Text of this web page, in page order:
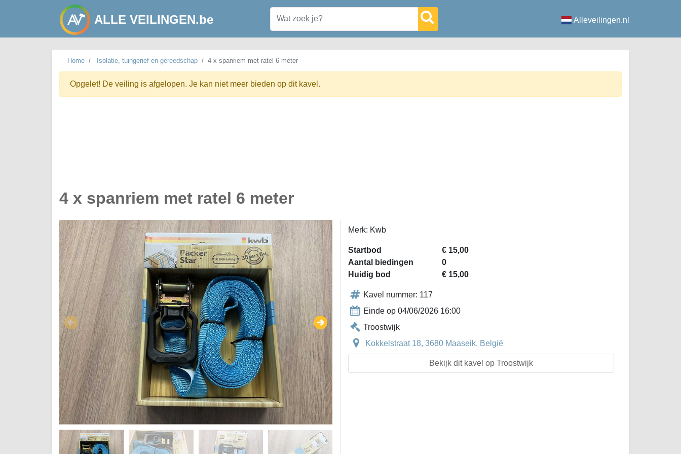
ALLE VEILINGEN.be Alleveilingen.nl
Home Isolatie, tuingerief en gereedschap 4 x spanriem met ratel 6 meter
Opgelet! De veiling is afgelopen. Je kan niet meer bieden op dit kavel.
4 x spanriem met ratel 6 meter
Merk: Kwb
Startbod
€ 15,00
Aantal biedingen
0
Huidig bod
€ 15,00
Kavel nummer: 117
Einde op 04/06/2026 16:00
Troostwijk
Kokkelstraat 18, 3680 Maaseik, België
Bekijk dit kavel op Troostwijk